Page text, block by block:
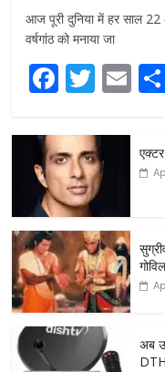
आज पूरी दुनिया में हर साल 22
वर्षगांठ को मनाया जा
F
a
c
e
b
o
o
k
T
w
itt
er
E
m
अब